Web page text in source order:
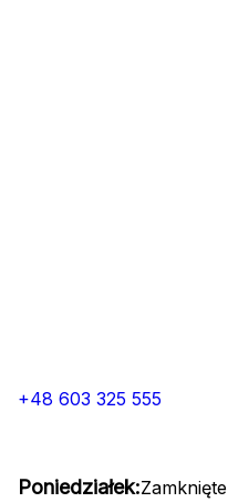
+48 603 325 555
Poniedziałek:Zamknięte